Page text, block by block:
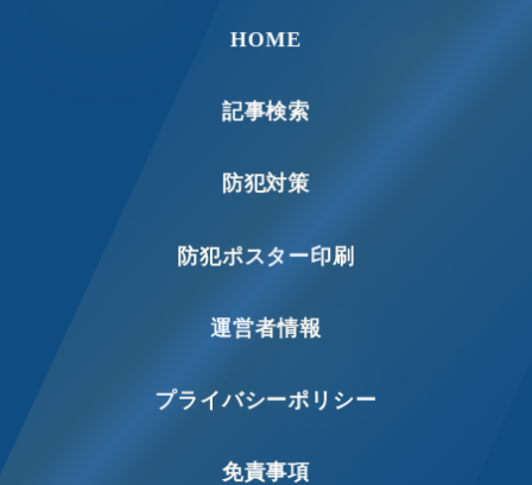
HOME
記事検索
防犯対策
防犯ポスター印刷
運営者情報
プライバシーポリシー
免責事項